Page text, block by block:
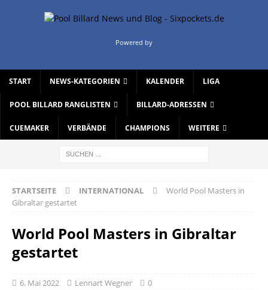
Powered by
START NEWS-KATEGORIEN KALENDER LIGA
POOL BILLARD RANGLISTEN BILLARD-ADRESSEN
CUEMAKER VERBÄNDE CHAMPIONS WEITERE
STARTSEITE INTERNATIONAL
World Pool Masters in
Gibraltar gestartet
World Pool Masters in Gibraltar
gestartet
6. Mai 2022 Lennart Wegner 0